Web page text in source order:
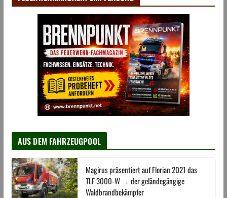
AUS DEM FAHRZEUGPOOL
Magirus präsentiert auf Florian 2021 das
TLF 3000-W → der geländegängige
Waldbrandbekämpfer